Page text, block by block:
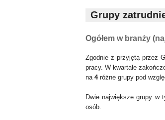
Grupy
Ogółem w branży
Zgodnie z przyjętą przez
pracy. W kwartale
na 4różne grupy pod
Dwie największe grupy w
osób.